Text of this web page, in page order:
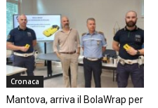
Cronaca
Mantova, arriva il BolaWrap per